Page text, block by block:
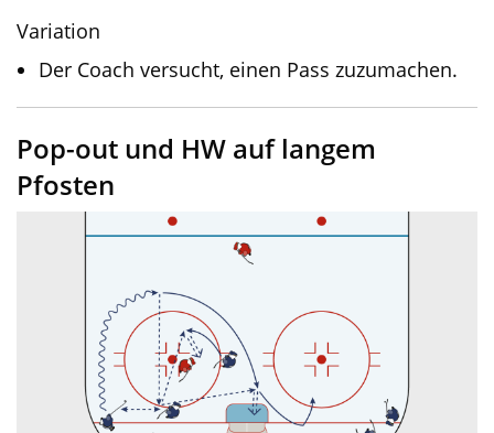
Variation
Der Coach versucht, einen Pass zuzumachen.
Pop-out und HW auf langem
Pfosten